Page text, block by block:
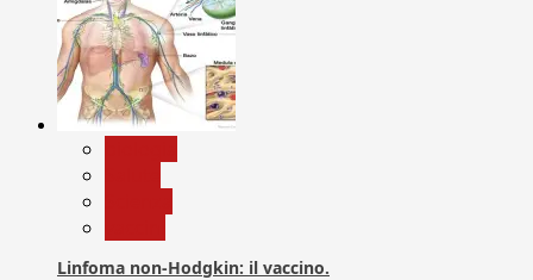
Linfoma non-Hodgkin: il vaccino.